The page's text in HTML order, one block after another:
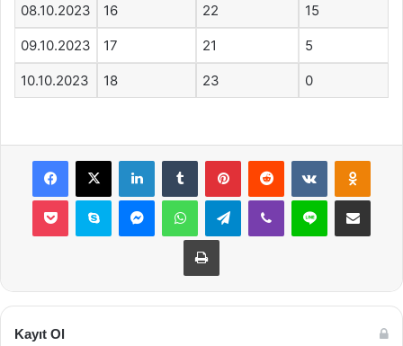
08.10.2023 16 22 15
09.10.2023 17 21 5
10.10.2023 18 23 0
Facebook
X LinkedInTumblr PinterestReddit VKontakte
Pocket Skype MessengerWhatsAppTelegramViber Line E-Posta ile
Yazdır
Kayıt Ol